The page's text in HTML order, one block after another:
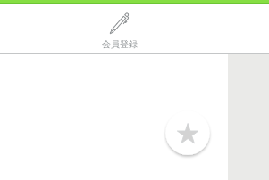
会員登録
b
o